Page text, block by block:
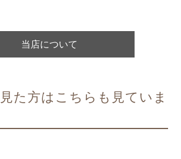
当店について
た方はこちらも見ていま